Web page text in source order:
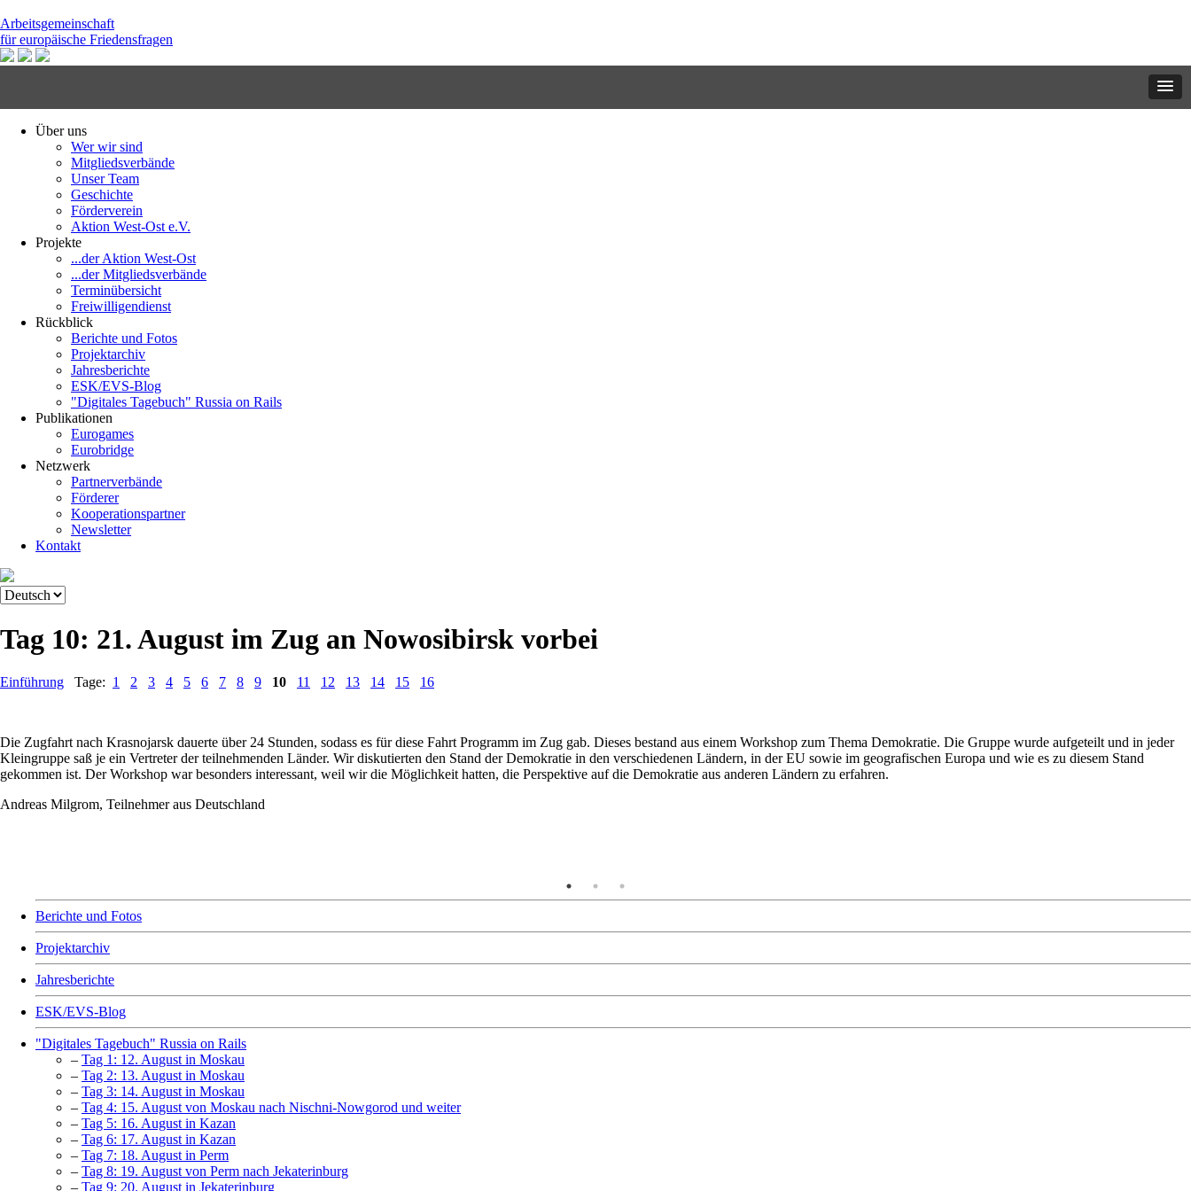
Arbeitsgemeinschaft
für europäische Friedensfragen
Über uns
Wer wir sind
Mitgliedsverbände
Unser Team
Geschichte
Förderverein
Aktion West-Ost e.V.
Projekte
...der Aktion West-Ost
...der Mitgliedsverbände
Terminübersicht
Freiwilligendienst
Rückblick
Berichte und Fotos
Projektarchiv
Jahresberichte
ESK/EVS-Blog
"Digitales Tagebuch" Russia on Rails
Publikationen
Eurogames
Eurobridge
Netzwerk
Partnerverbände
Förderer
Kooperationspartner
Newsletter
Kontakt
Tag 10: 21. August im Zug an Nowosibirsk vorbei
Einführung Tage: 1 2 3 4 5 6 7 8 9 10 11 12 13 14 15 16
Die Zugfahrt nach Krasnojarsk dauerte über 24 Stunden, sodass es für diese Fahrt Programm im Zug gab. Dieses bestand aus einem Workshop zum Thema Demokratie. Die Gruppe wurde aufgeteilt und in jeder
Kleingruppe saß je ein Vertreter der teilnehmenden Länder. Wir diskutierten den Stand der Demokratie in den verschiedenen Ländern, in der EU sowie im geografischen Europa und wie es zu diesem Stand
gekommen ist. Der Workshop war besonders interessant, weil wir die Möglichkeit hatten, die Perspektive auf die Demokratie aus anderen Ländern zu erfahren.
Andreas Milgrom, Teilnehmer aus Deutschland
Berichte und Fotos
Projektarchiv
Jahresberichte
ESK/EVS-Blog
"Digitales Tagebuch" Russia on Rails
– Tag 1: 12. August in Moskau
– Tag 2: 13. August in Moskau
– Tag 3: 14. August in Moskau
– Tag 4: 15. August von Moskau nach Nischni-Nowgorod und weiter
– Tag 5: 16. August in Kazan
– Tag 6: 17. August in Kazan
– Tag 7: 18. August in Perm
– Tag 8: 19. August von Perm nach Jekaterinburg
– Tag 9: 20. August in Jekaterinburg